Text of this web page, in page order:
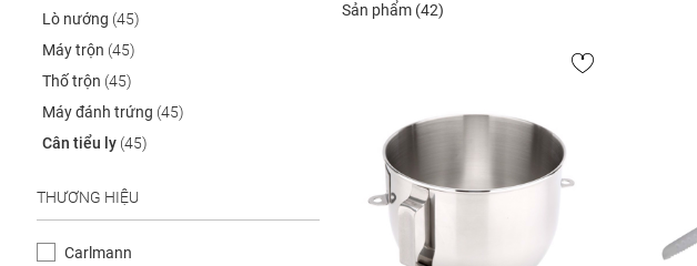
Lò nướng (45)
Máy trộn (45)
Thố trộn (45)
Máy đánh trứng (45)
Cân tiểu ly (45)
THƯƠNG HIỆU
Carlmann
Sản phẩm (42)